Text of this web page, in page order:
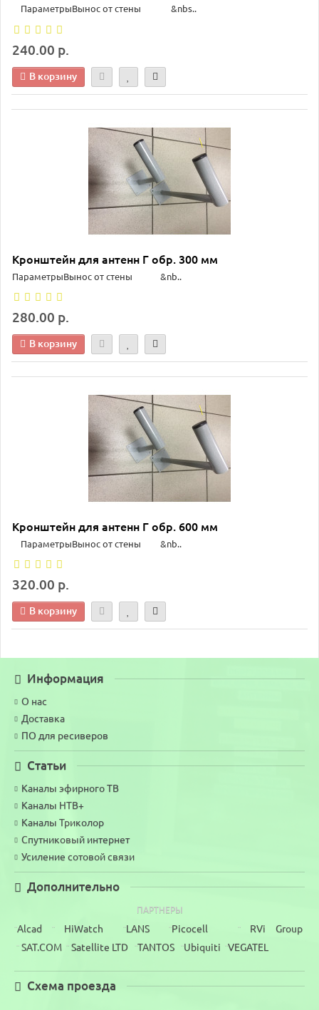
ПараметрыВынос от стены &nbs..
240.00 р.
В корзину
Кронштейн для антенн Г обр. 300 мм
Параметры​Вынос от стены &nb..
280.00 р.
В корзину
Кронштейн для антенн Г обр. 600 мм
Параметры​Вынос от стены &nb..
320.00 р.
В корзину
Информация
О нас
Доставка
ПО для ресиверов
Статьи
Каналы эфирного ТВ
Каналы НТВ+
Каналы Триколор
Спутниковый интернет
Усиление сотовой связи
Дополнительно
ПАРТНЕРЫ
¨Alcad ¨ HiWatch ¨LANS ¨Picocell ¨ RVi Group
¨ SAT.COM ¨ Satellite LTD ¨TANTOS ¨Ubiquiti ¨VEGATEL
Схема проезда